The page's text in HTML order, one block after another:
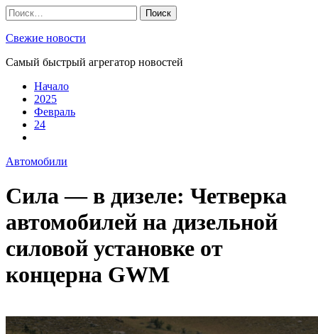
Skip
to
content
Найти:
Свежие новости
Самый быстрый агрегатор новостей
Начало
2025
Февраль
24
Автомобили
Сила — в дизеле: Четверка
автомобилей на дизельной
силовой установке от
концерна GWM